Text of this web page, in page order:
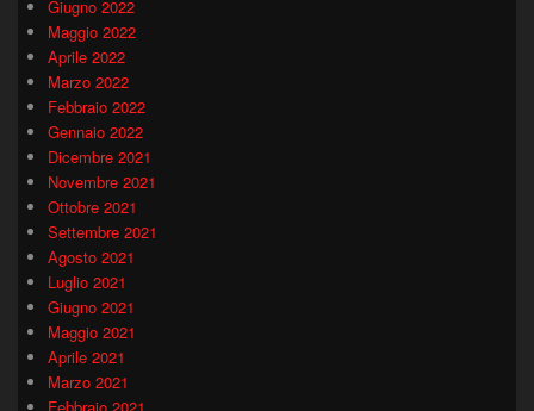
Giugno 2022
Maggio 2022
Aprile 2022
Marzo 2022
Febbraio 2022
Gennaio 2022
Dicembre 2021
Novembre 2021
Ottobre 2021
Settembre 2021
Agosto 2021
Luglio 2021
Giugno 2021
Maggio 2021
Aprile 2021
Marzo 2021